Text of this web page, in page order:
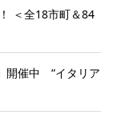
＜全18市町＆84
開催中 “イタリア